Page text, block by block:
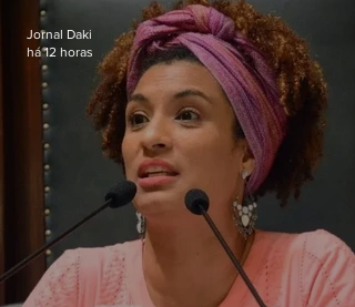
Jornal Daki
há 12 horas